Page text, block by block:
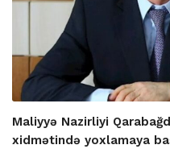
Maliyyə Nazirliyi
xidmətində yoxlamaya